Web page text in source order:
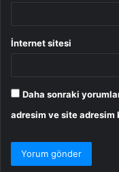
İnternet sitesi
Daha sonraki
adresim ve site adresim